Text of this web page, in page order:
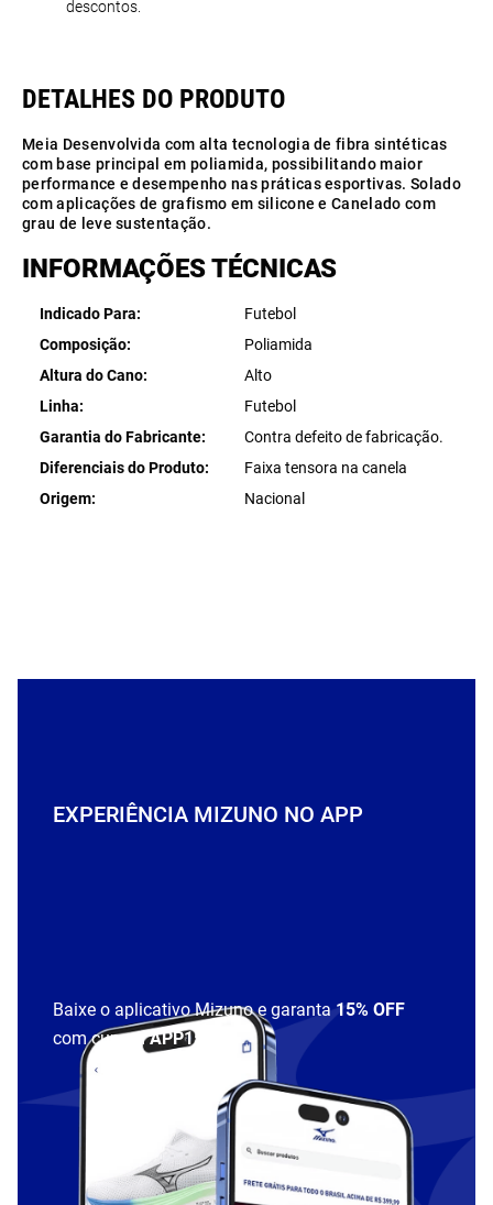
descontos.
Meia Desenvolvida com alta tecnologia de fibra sintéticas
com base principal em poliamida, possibilitando maior
performance e desempenho nas práticas esportivas. Solado
com aplicações de grafismo em silicone e Canelado com
grau de leve sustentação.
INFORMAÇÕES TÉCNICAS
Indicado Para
Futebol
Composição
Poliamida
Altura do Cano
Alto
Linha
Futebol
Garantia do Fabricante
Contra defeito de fabricação.
Diferenciais do Produto
Faixa tensora na canela
Origem
Nacional
EXPERIÊNCIA MIZUNO NO APP
Baixe o aplicativo Mizuno e garanta15% OFF
com cupomAPP15